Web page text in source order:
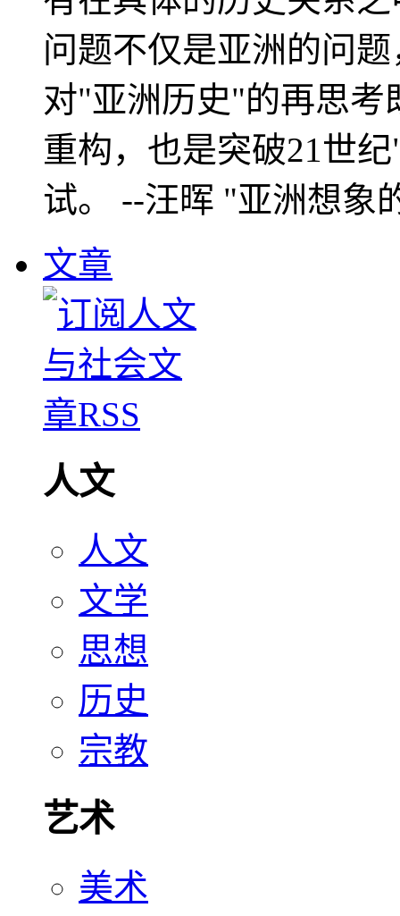
问题不仅是亚洲的问
对"亚洲历史"的再思考
重构，也是突破21世
试。 --汪晖 "亚洲想象
文章
人文
人文
文学
思想
历史
宗教
艺术
美术